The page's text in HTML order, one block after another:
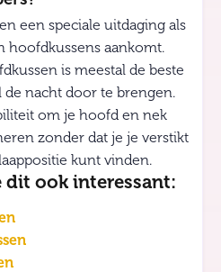
een speciale uitdaging als
hoofdkussens aankomt.
is meestal de beste
nacht door te brengen.
om je hoofd en nek
zonder dat je je verstikt
kunt vinden.
dit ook interessant: